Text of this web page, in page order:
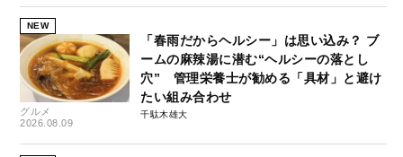
NEW
グルメ
2026.08.09
「春雨だからヘルシー」は思い込み？ ブ
ームの麻辣湯に潜む“ヘルシーの落とし
穴” 管理栄養士が勧める「具材」と避け
たい組み合わせ
千駄木雄大